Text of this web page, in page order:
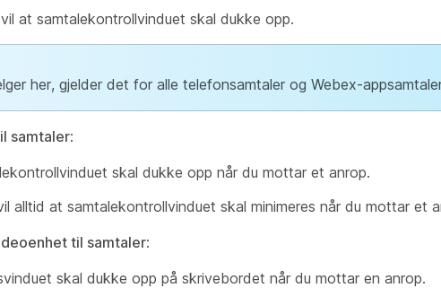
at samtalekontrollvinduet skal dukke opp.
her, gjelder det for alle telefonsamtaler og Webex-
samtaler:
skal dukke opp når du mottar et anrop.
alltid at samtalekontrollvinduet skal minimeres når du mottar et
til samtaler:
skal dukke opp på skrivebordet når du mottar en anrop.